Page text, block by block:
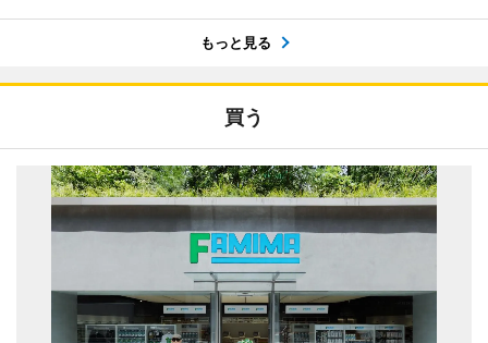
もっと見る
買う